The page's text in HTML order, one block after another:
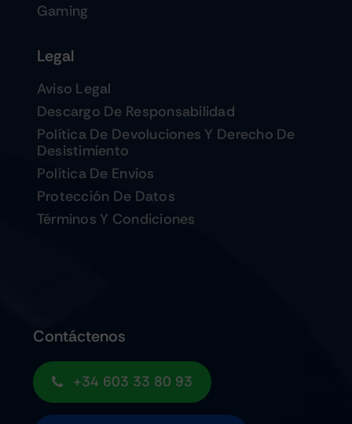
Gaming
Legal
Aviso Legal
Descargo De Responsabilidad
Política De Devoluciones Y Derecho De
Desistimiento
Política De Envios
Protección De Datos
Términos Y Condiciones
Contáctenos
+34 603 33 80 93